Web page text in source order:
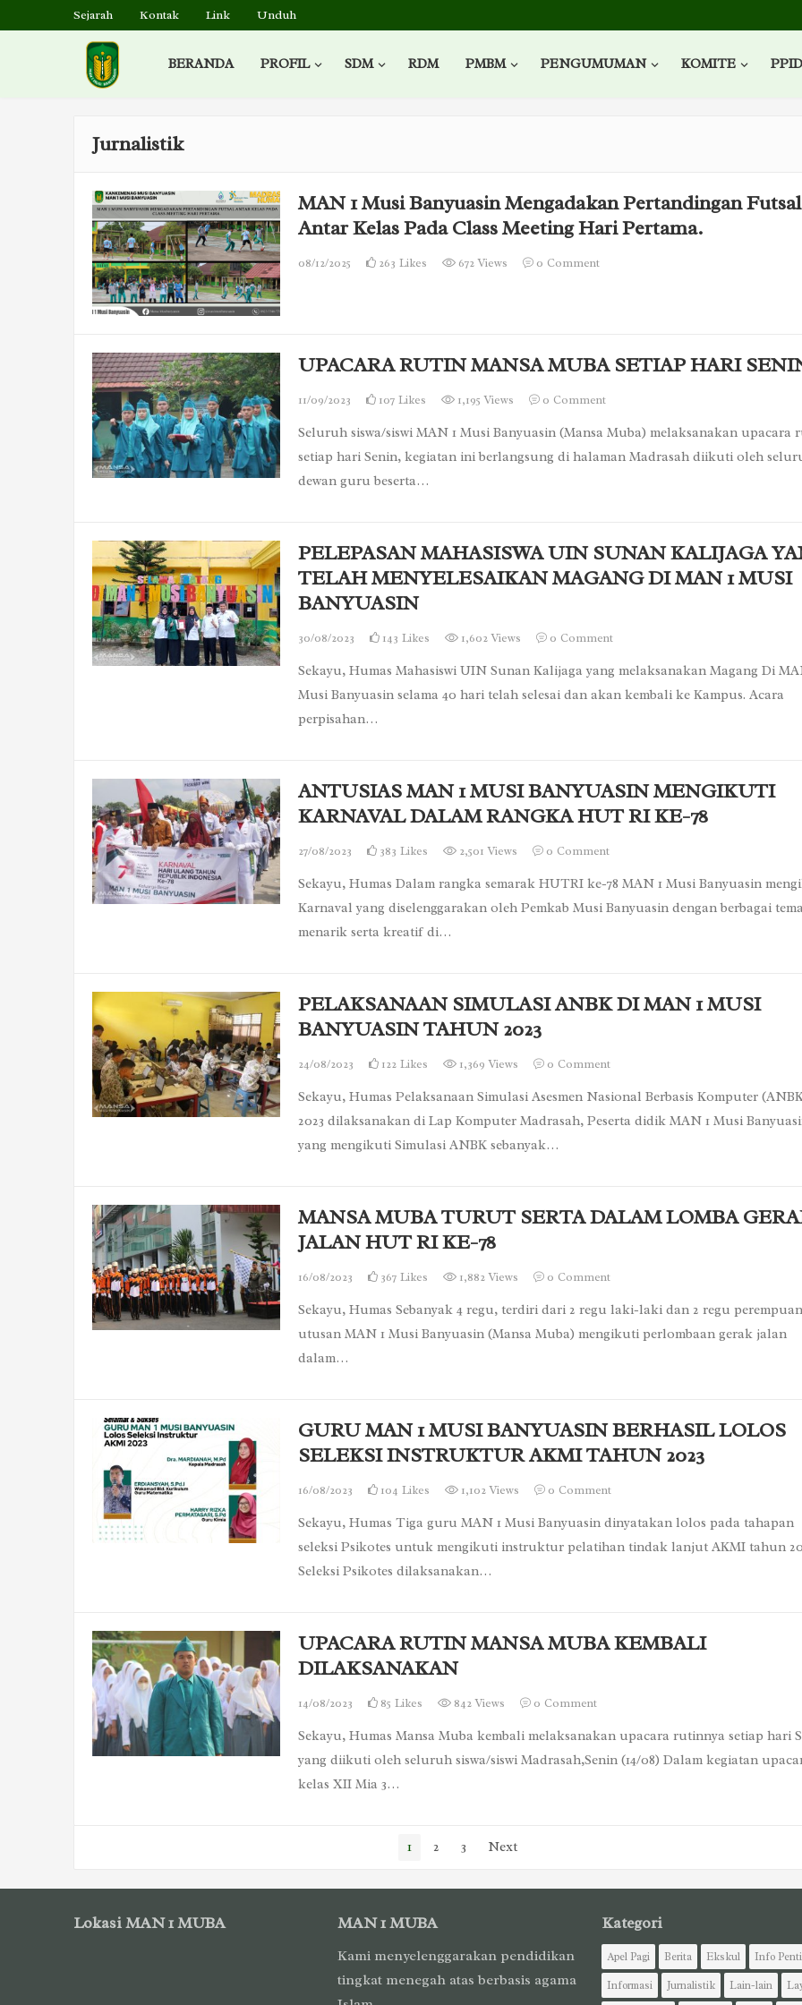
Sejarah Kontak Link Unduh
BERANDA PROFIL SDM RDM PMBM PENGUMUMAN KOMITE PPID
Jurnalistik
MAN 1 Musi Banyuasin Mengadakan Pertandingan Futsal
Antar Kelas Pada Class Meeting Hari Pertama.
08/12/2025 263 Likes 672 Views 0 Comment
UPACARA RUTIN MANSA MUBA SETIAP HARI
11/09/2023 107 Likes 1,195 Views 0 Comment
Seluruh siswa/siswi MAN 1 Musi Banyuasin (Mansa Muba) melaksanakan upacara
setiap hari Senin, kegiatan ini berlangsung di halaman Madrasah diikuti oleh
dewan guru beserta…
PELEPASAN MAHASISWA UIN SUNAN KALIJAGA
TELAH MENYELESAIKAN MAGANG DI MAN 1 MUSI
BANYUASIN
30/08/2023 143 Likes 1,602 Views 0 Comment
Sekayu, Humas Mahasiswi UIN Sunan Kalijaga yang melaksanakan Magang Di
Musi Banyuasin selama 40 hari telah selesai dan akan kembali ke Kampus. Acara
perpisahan…
ANTUSIAS MAN 1 MUSI BANYUASIN MENGIKUTI
KARNAVAL DALAM RANGKA HUT RI KE-78
27/08/2023 383 Likes 2,501 Views 0 Comment
Sekayu, Humas Dalam rangka semarak HUTRI ke-78 MAN 1 Musi Banyuasin
Karnaval yang diselenggarakan oleh Pemkab Musi Banyuasin dengan berbagai tema
menarik serta kreatif di…
PELAKSANAAN SIMULASI ANBK DI MAN 1 MUSI
BANYUASIN TAHUN 2023
24/08/2023 122 Likes 1,369 Views 0 Comment
Sekayu, Humas Pelaksanaan Simulasi Asesmen Nasional Berbasis Komputer
2023 dilaksanakan di Lap Komputer Madrasah, Peserta didik MAN 1 Musi
yang mengikuti Simulasi ANBK sebanyak…
MANSA MUBA TURUT SERTA DALAM LOMBA
JALAN HUT RI KE-78
16/08/2023 367 Likes 1,882 Views 0 Comment
Sekayu, Humas Sebanyak 4 regu, terdiri dari 2 regu laki-laki dan 2 regu perempuan
utusan MAN 1 Musi Banyuasin (Mansa Muba) mengikuti perlombaan gerak jalan
dalam…
GURU MAN 1 MUSI BANYUASIN BERHASIL LOLOS
SELEKSI INSTRUKTUR AKMI TAHUN 2023
16/08/2023 104 Likes 1,102 Views 0 Comment
Sekayu, Humas Tiga guru MAN 1 Musi Banyuasin dinyatakan lolos pada tahapan
seleksi Psikotes untuk mengikuti instruktur pelatihan tindak lanjut AKMI tahun
Seleksi Psikotes dilaksanakan…
UPACARA RUTIN MANSA MUBA KEMBALI
DILAKSANAKAN
14/08/2023 85 Likes 842 Views 0 Comment
Sekayu, Humas Mansa Muba kembali melaksanakan upacara rutinnya setiap hari
yang diikuti oleh seluruh siswa/siswi Madrasah,Senin (14/08) Dalam kegiatan
kelas XII Mia 3…
1 2 3 Next
Lokasi MAN 1 MUBA MAN 1 MUBA
Kami menyelenggarakan pendidikan
tingkat menegah atas berbasis agama
Kategori
Apel Pagi Berita Ekskul
Info
Informasi
Jurnalistik Lain-lain